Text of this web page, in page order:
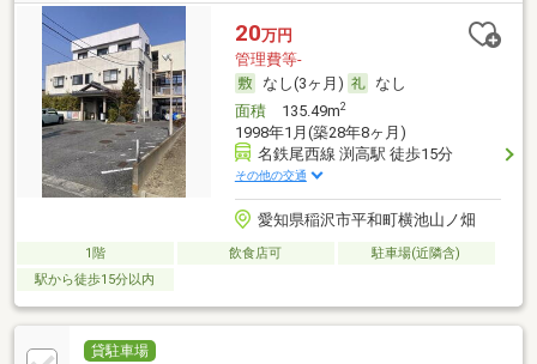
20万円
管理費等-
なし(3ヶ月)
なし
面積135.49m2
1998年1月(築28年8ヶ月)
名鉄尾西線 渕高駅 徒歩15分
その他の交通
愛知県稲沢市平和町横池山ノ畑
1階 飲食店可
駐車場(近隣含)
駅から徒歩15分以内
貸駐車場